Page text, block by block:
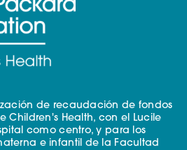
de recaudación de fondos
Children's Health, con el Lucile
como centro, y para los
e infantil de la Facultad